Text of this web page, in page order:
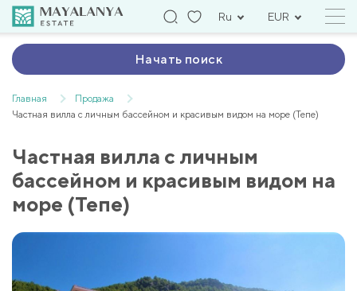
Ru EUR
Начать поиск
Главная
Продажа
Частная вилла с личным бассейном и красивым видом на море (Тепе)
Частная вилла с личным
бассейном и красивым видом на
море (Тепе)